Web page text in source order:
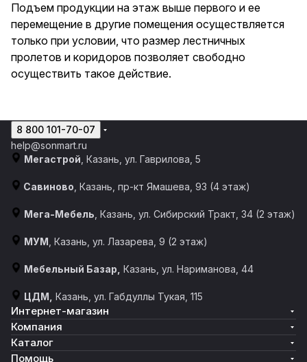
Подъем продукции на этаж выше первого и ее
перемещение в другие помещения осуществляется
только при условии, что размер лестничных
пролетов и коридоров позволяет свободно
осуществить такое действие.
8 800 101-70-07
help@sonmart.ru
Мегастрой , Казань, ул. Гаврилова, 5
Савиново , Казань, пр-кт Ямашева, 93 (4 этаж)
Мега-Мебель , Казань, ул. Сибирский Тракт, 34 (2 этаж)
МУМ , Казань, ул. Лазарева, 9 (2 этаж)
Мебельный Базар, Казань, ул. Нариманова, 44
ЦДМ, Казань, ул. Габдуллы Тукая, 115
Интернет-магазин
Компания
Каталог
Помощь